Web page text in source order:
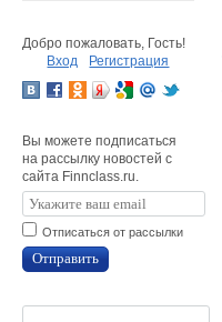
Добро пожаловать, Гость!
Вход
Регистрация
Вы можете подписаться
на рассылку новостей с
сайта Finnclass.ru.
Отписаться от рассылки
Отправить